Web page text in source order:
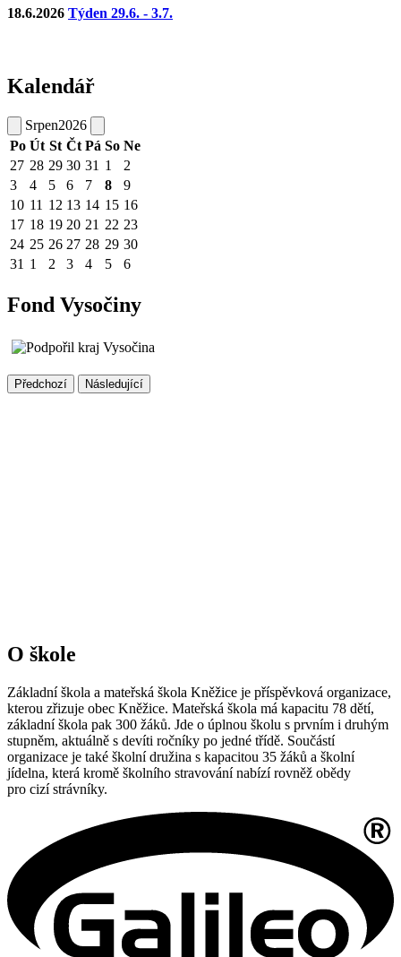
18.6.2026 Týden 29.6. - 3.7.
Kalendář
Srpen2026
Po Út St Čt Pá So Ne
27 28 29 30 31 1
2
3
4 5 6 7 8
9
10 11 12 13 14 15 16
17 18 19 20 21 22 23
24 25 26 27 28 29 30
31 1 2 3 4 5 6
Fond Vysočiny
Předchozí Následující
O škole
Základní škola a mateřská škola Kněžice je příspěvková organizace,
kterou zřizuje obec Kněžice. Mateřská škola má kapacitu 78 dětí,
základní škola pak 300 žáků. Jde o úplnou školu s prvním i druhým
stupněm, aktuálně s devíti ročníky po jedné třídě. Součástí
organizace je také školní družina s kapacitou 35 žáků a školní
jídelna, která kromě školního stravování nabízí rovněž obědy
pro cizí strávníky.